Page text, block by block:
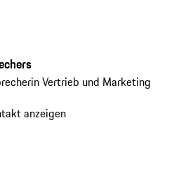
Vertrieb und Marketing
anzeigen